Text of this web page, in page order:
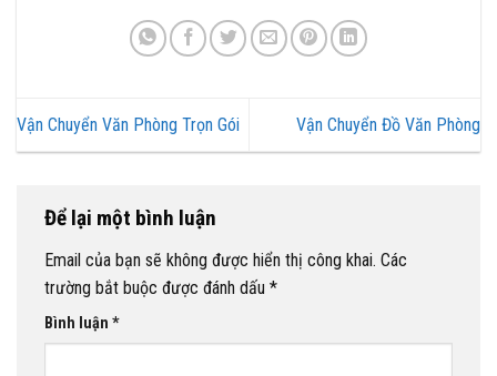
Vận Chuyển Văn Phòng Trọn Gói Vận Chuyển Đồ Văn Phòng
Để lại một bình luận
Email của bạn sẽ không được hiển thị công khai. Các
trường bắt buộc được đánh dấu *
Bình luận *